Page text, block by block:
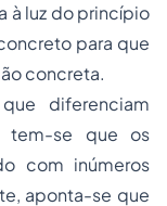
à luz do princípio
para que
concreta.
diferenciam
tem-se que os
com inúmeros
aponta-se que